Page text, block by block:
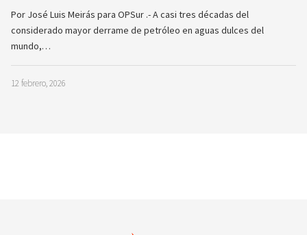
Por José Luis Meirás para OPSur .- A casi tres décadas del
considerado mayor derrame de petróleo en aguas dulces del
mundo,…
12 febrero, 2026